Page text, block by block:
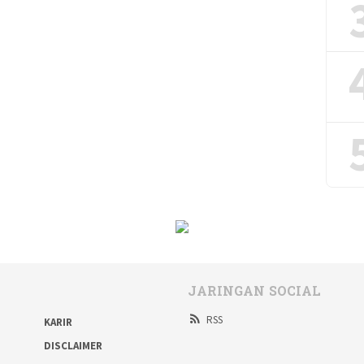
KARIR
DISCLAIMER
JARINGAN SOCIAL
RSS